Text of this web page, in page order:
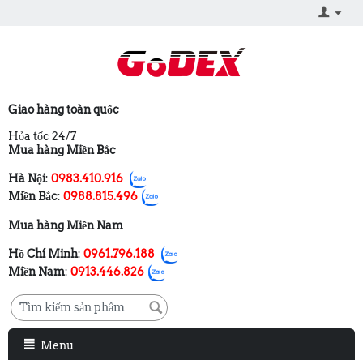
Giao hàng toàn quốc
Hỏa tốc 24/7
Mua hàng Miền Bắc
Hà Nội: 0983.410.916
Miền Bắc: 0988.815.496
Mua hàng Miền Nam
Hồ Chí Minh: 0961.796.188
Miền Nam: 0913.446.826
Menu